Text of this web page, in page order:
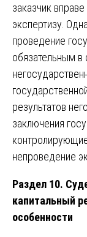
заказчик
экспертизу.
проведение
обязательным в
результатов
заключения
непроведение
Раздел 10.
капитальный
особенности